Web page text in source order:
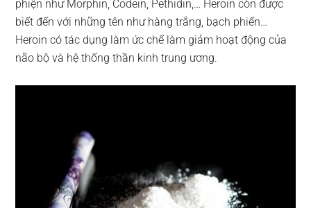
phiện như Morphin, Codein, Pethidin,… Heroin còn được
biết đến với những tên như hàng trắng, bạch phiến…
Heroin có tác dụng làm ức chế làm giảm hoạt động của
não bộ và hệ thống thần kinh trung ương.